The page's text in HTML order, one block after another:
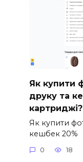
Як купити
друку та
картриджі?
Як купити
кешбек 20%
0 18